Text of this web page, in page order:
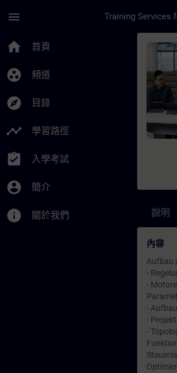
menu
home 首頁
group_work 頻道
explore 目錄
timeline 學習路徑
assignment_turned_in 入學考試
account_circle 簡介
info 關於我們
課程
說明
內容
Aufbau
-
-
-
-
-